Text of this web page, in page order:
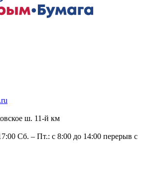
ш. 11-й км
Сб. – Пт.: с 8:00 до 14:00 перерыв с